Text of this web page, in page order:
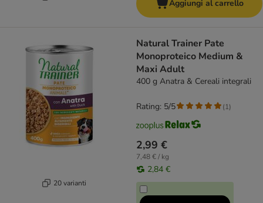
Aggiungi al carrello
20 varianti
Natural Trainer Pate
Monoproteico Medium &
Maxi Adult
400 g Anatra & Cereali integrali
2,99 €
7,48 € / kg
2,84 €
Rating: 5/5 (1)